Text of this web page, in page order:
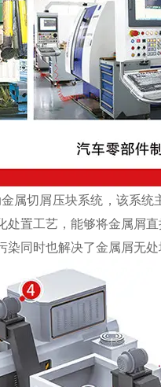
属切屑压块系统，该系
置工艺，能够将金属屑
同时也解决了金属屑无处